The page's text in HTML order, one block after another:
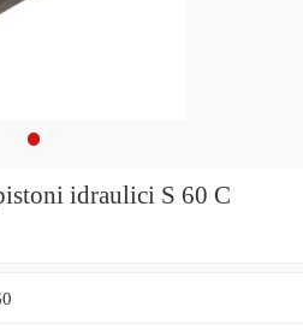
idraulici S 60 C